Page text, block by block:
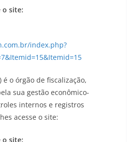
acesse o site:
index.php?
é o órgão de fiscalização,
sua gestão econômico-
internos e registros
acesse o site:
acesse o site: